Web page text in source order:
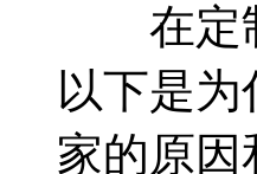
在定制
以下是
家的原